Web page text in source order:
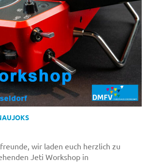
wir laden euch herzlich zu
Jeti Workshop in